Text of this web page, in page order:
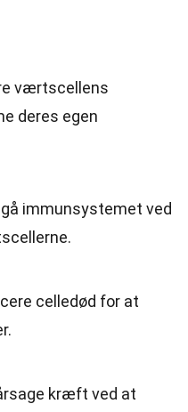
værtscellens
deres egen
immunsystemet ved
celledød for at
kræft ved at